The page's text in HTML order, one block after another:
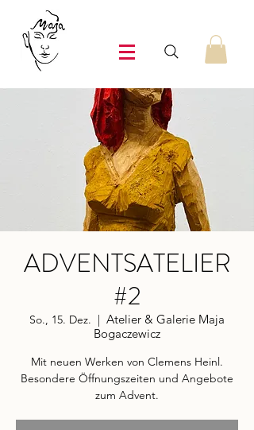
ADVENTSATELIER
#2
So., 15. Dez.
  |
Atelier & Galerie Maja
Bogaczewicz
Mit neuen Werken von Clemens Heinl.
Besondere Öffnungszeiten und Angebote
zum Advent.